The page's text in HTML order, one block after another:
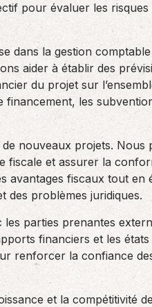
pour évaluer les risques
dans la gestion
aider à établir des
du projet sur
les
de nouveaux projets.
fiscale et assurer la
avantages fiscaux tout en
des problèmes juridiques.
parties prenantes
financiers et les
renforcer la confiance
et la compétitivité